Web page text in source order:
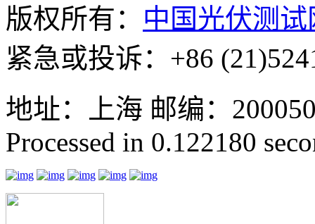
版权所有： 中国光伏测试
紧急或投诉：+86
地址：上海 邮编：
Processed in 0.122180